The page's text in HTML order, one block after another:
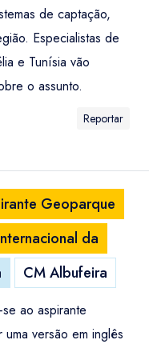
de captação,
Especialistas de
e Tunísia vão
o assunto.
Reportar
Geoparque
da
CM Albufeira
ao aspirante
versão em inglês